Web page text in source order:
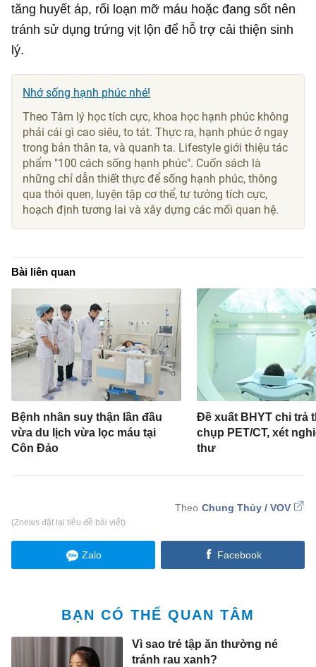
tăng huyết áp, rối loạn mỡ máu hoặc đang sốt nên
tránh sử dụng trứng vịt lộn để hỗ trợ cải thiện sinh
lý.
Nhớ sống hạnh phúc nhé!
Theo Tâm lý học tích cực, khoa học hạnh phúc không
phải cái gì cao siêu, to tát. Thực ra, hạnh phúc ở ngay
trong bản thân ta, và quanh ta. Lifestyle giới thiệu tác
phẩm "100 cách sống hạnh phúc". Cuốn sách là
những chỉ dẫn thiết thực để sống hạnh phúc, thông
qua thói quen, luyện tập cơ thể, tư tưởng tích cực,
hoạch định tương lai và xây dựng các mối quan hệ.
Bài liên quan
Bệnh nhân suy thận lần đầu
vừa du lịch vừa lọc máu tại
Côn Đảo
Đề xuất BHYT chi trả
chụp PET/CT, xét
thư
Chung Thủy / VOV
(Znews đặt lại tiêu đề bài viết)
Zalo Facebook
BẠN CÓ THỂ QUAN TÂM
Vì sao trẻ tập ăn thường né
tránh rau xanh?